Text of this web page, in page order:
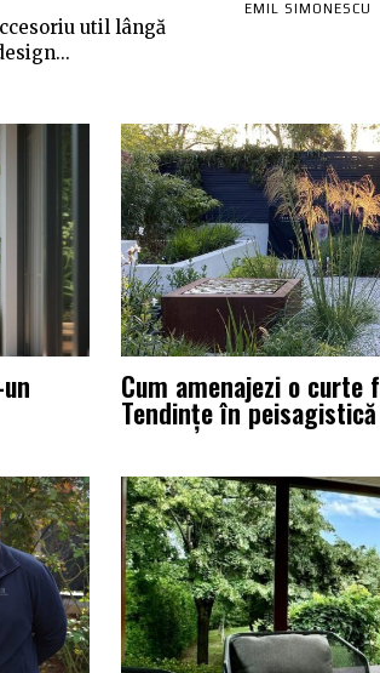
util lângă
EMIL SIMONESCU
Cum amenajezi o curte
Tendințe în peisagistică